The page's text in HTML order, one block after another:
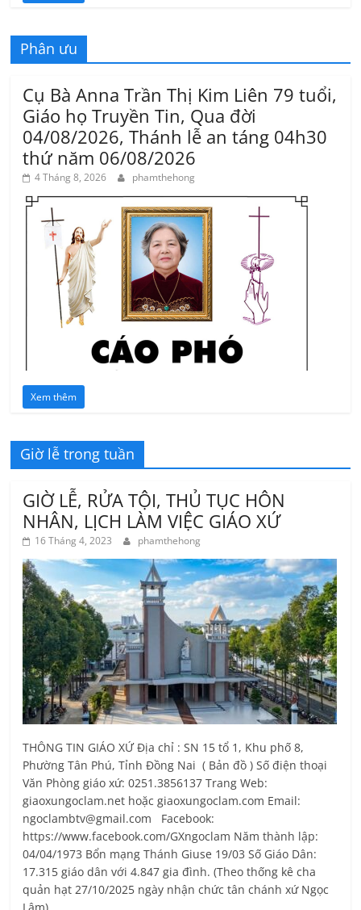
Phân ưu
Cụ Bà Anna Trần Thị Kim Liên 79 tuổi,
Giáo họ Truyền Tin, Qua đời
04/08/2026, Thánh lễ an táng 04h30
thứ năm 06/08/2026
4 Tháng 8, 2026 phamthehong
Xem thêm
Giờ lễ trong tuần
GIỜ LỄ, RỬA TỘI, THỦ TỤC HÔN
NHÂN, LỊCH LÀM VIỆC GIÁO XỨ
16 Tháng 4, 2023 phamthehong
THÔNG TIN GIÁO XỨ Địa chỉ : SN 15 tổ 1, Khu phố 8,
Phường Tân Phú, Tỉnh Ðồng Nai ( Bản đồ ) Số điện thoại
Văn Phòng giáo xứ: 0251.3856137 Trang Web:
giaoxungoclam.net hoặc giaoxungoclam.com Email:
ngoclambtv@gmail.com Facebook:
https://www.facebook.com/GXngoclam Năm thành lập:
04/04/1973 Bổn mạng Thánh Giuse 19/03 Số Giáo Dân:
17.315 giáo dân với 4.847 gia đình. (Theo thống kê cha
quản hạt 27/10/2025 ngày nhận chức tân chánh xứ Ngọc